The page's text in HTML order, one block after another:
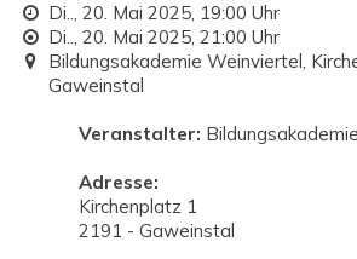
Di.., 20. Mai 2025, 19:00 Uhr
Di.., 20. Mai 2025, 21:00 Uhr
Bildungsakademie Weinviertel,
Gaweinstal
Veranstalter:
Adresse:
Kirchenplatz 1
2191 - Gaweinstal